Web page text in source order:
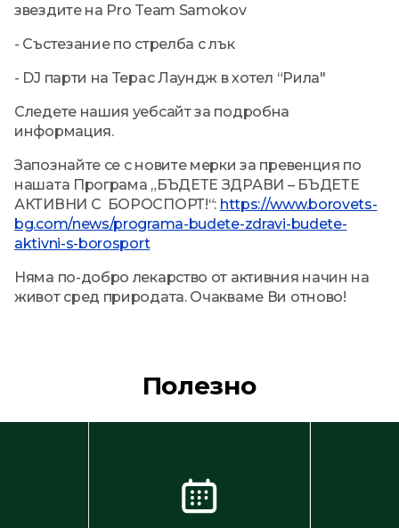
звездите на Pro Team Samokov
- Състезание по стрелба с лък
- DJ парти на Терас Лаундж в хотел “Рила"
Следете нашия уебсайт за подробна
информация.
Запознайте се с новите мерки за превенция по
нашата Програма „БЪДЕТЕ ЗДРАВИ – БЪДЕТЕ
АКТИВНИ С БОРОСПОРТ!“: https://www.borovets-
bg.com/news/programa-budete-zdravi-budete-
aktivni-s-borosport
Няма по-добро лекарство от активния начин на
живот сред природата. Очакваме Ви отново!
Полезно